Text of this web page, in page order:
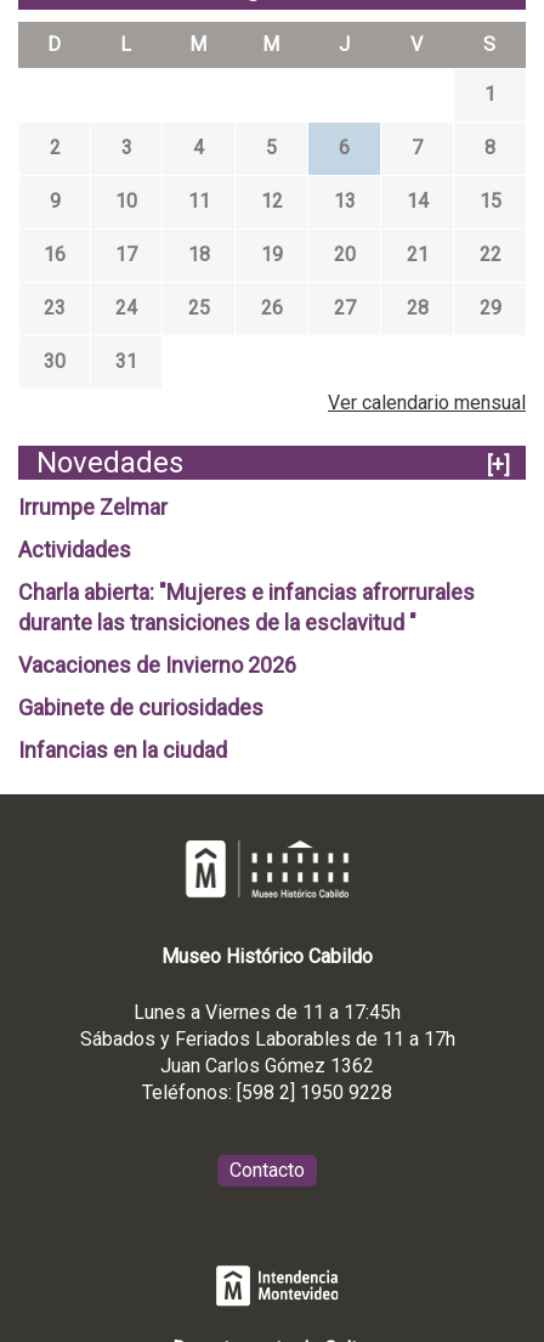
D L M M J V S
1
2 3 4 5 6 7 8
9 10 11 12 13 14 15
16 17 18 19 20 21 22
23 24 25 26 27 28 29
30
31
Ver calendario mensual
Novedades
[+]
Irrumpe Zelmar
Actividades
Charla abierta: "Mujeres e infancias afrorrurales
durante las transiciones de la esclavitud "
Vacaciones de Invierno 2026
Gabinete de curiosidades
Infancias en la ciudad
Museo Histórico Cabildo
Lunes a Viernes de 11 a 17:45h
Sábados y Feriados Laborables de 11 a 17h
Juan Carlos Gómez 1362
Teléfonos: [598 2] 1950 9228
Contacto